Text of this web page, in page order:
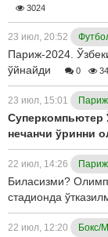
3024
23 июл, 20:52
Париж-2024.
ўйнайди
0
23 июл, 15:01
Суперкомпьютер
нечанчи ўринни
22 июл, 14:26
Биласизми?
стадионда
22 июл, 12:20 Бокс/